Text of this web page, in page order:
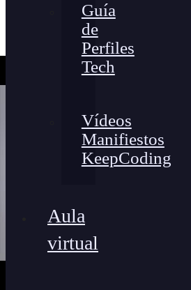
Guía
de
Perfiles
Tech
Vídeos
Manifiestos
KeepCoding
Aula
virtual